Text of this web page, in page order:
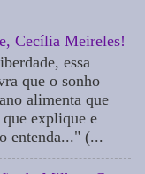
Cecília Meireles!
essa
que o sonho
alimenta que
explique e
entenda..." (...